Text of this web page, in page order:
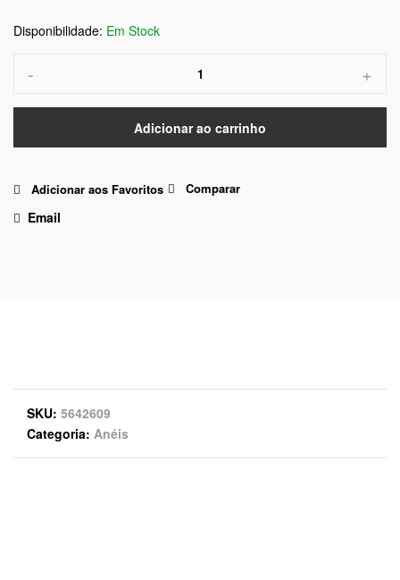
Em Stock
- +
Adicionar ao carrinho
Adicionar aos Favoritos Comparar
Email
SKU 5642609
Categoria Anéis